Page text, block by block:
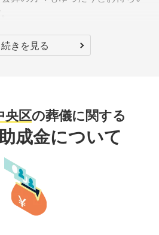
続きを見る
央区の葬儀に関する
成金について